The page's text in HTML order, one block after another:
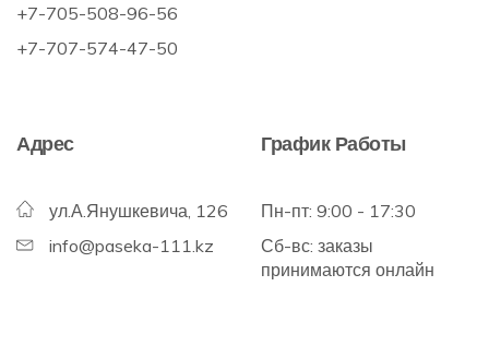
+7-705-508-96-56
+7-707-574-47-50
Адрес
ул.А.Янушкевича, 126
info@paseka-111.kz
График Работы
Пн-пт: 9:00 - 17:30
Сб-вс: заказы
принимаются онлайн